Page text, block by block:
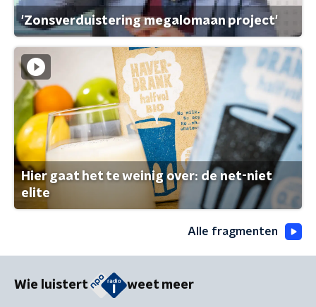
'Zonsverduistering megalomaan project'
Hier gaat het te weinig over: de net-niet
elite
Alle fragmenten
Wie luistert weet meer